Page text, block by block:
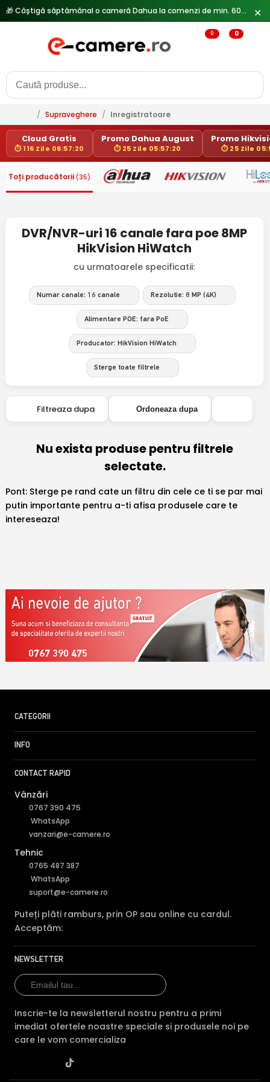
🎁 Câștigă săptămânal o cameră Dahua la comenzi de min. 600 lei — ✕
0 0
/ Supraveghere / Inregistratoare
Cloud Gratis
⏱ 116 Zile 06:57:20
Promo Dahua August
⏱ 25 Zile 05:57:20
Promo
⏱ 25 Zile
Toți producătorii (35)
DVR/NVR-uri 16 canale fara poe 8MP
HikVision HiWatch
cu urmatoarele specificatii:
Numar canale: 16 canale Rezolutie: 8 MP (4K)
Alimentare POE: fara PoE
Producator: HikVision HiWatch
Sterge toate filtrele
Filtreaza dupa Ordoneaza dupa
Nu exista produse pentru filtrele
selectate.
Pont: Sterge pe rand cate un filtru din cele ce ti se par mai
putin importante pentru a-ti afisa produsele care te
intereseaza!
0767 390 475
CATEGORII
INFO
CONTACT RAPID
Vânzări
0767 390 475
WhatsApp
vanzari@e-camere.ro
Tehnic
0765 487 387
WhatsApp
suport@e-camere.ro
Puteți plăti ramburs, prin OP sau online cu cardul.
Acceptăm:
NEWSLETTER
Inscrie-te la newsletterul nostru pentru a primi
imediat ofertele noastre speciale si produsele noi pe
care le vom comercializa